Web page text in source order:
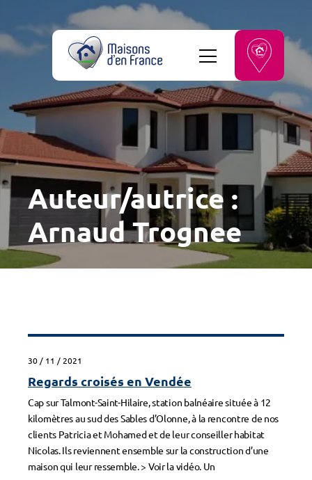
Auteur/autrice :
Arnaud Trognee
30 / 11 / 2021
Regards croisés en Vendée
Cap sur Talmont-Saint-Hilaire, station balnéaire située à 12
kilomètres au sud des Sables d’Olonne, à la rencontre de nos
clients Patricia et Mohamed et de leur conseiller habitat
Nicolas. Ils reviennent ensemble sur la construction d’une
maison qui leur ressemble. > Voir la vidéo. Un